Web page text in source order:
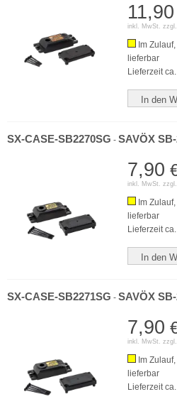
11,90
inkl. MwSt. zzgl.
Im
lieferbar
Lieferzeit
In den
SX-CASE-SB2270SG - SAVÖX
7,90
inkl. MwSt. zzgl.
Im
lieferbar
Lieferzeit
In den
SX-CASE-SB2271SG - SAVÖX
7,90
inkl. MwSt. zzgl.
Im
lieferbar
Lieferzeit